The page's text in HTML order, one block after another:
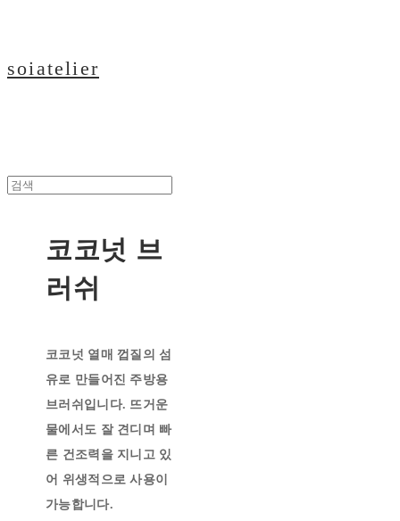
soiatelier
코코넛 브
러쉬
코코넛 열매 껍질의 섬
유로 만들어진 주방용
브러쉬입니다. 뜨거운
물에서도 잘 견디며 빠
른 건조력을 지니고 있
어 위생적으로 사용이
가능합니다.